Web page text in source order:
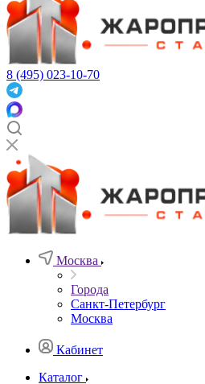
8 (495) 023-10-70
Москва
Города
Санкт-Петербург
Москва
Кабинет
Каталог